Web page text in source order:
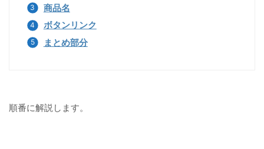
商品名
ボタンリンク
まとめ部分
順番に解説します。